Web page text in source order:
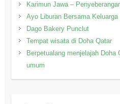
Karimun Jawa –
Ayo Liburan Bersama
Dago Bakery Punclut
Tempat wisata di Doha Qatar
Berpetualang menjelajah Doha
umum